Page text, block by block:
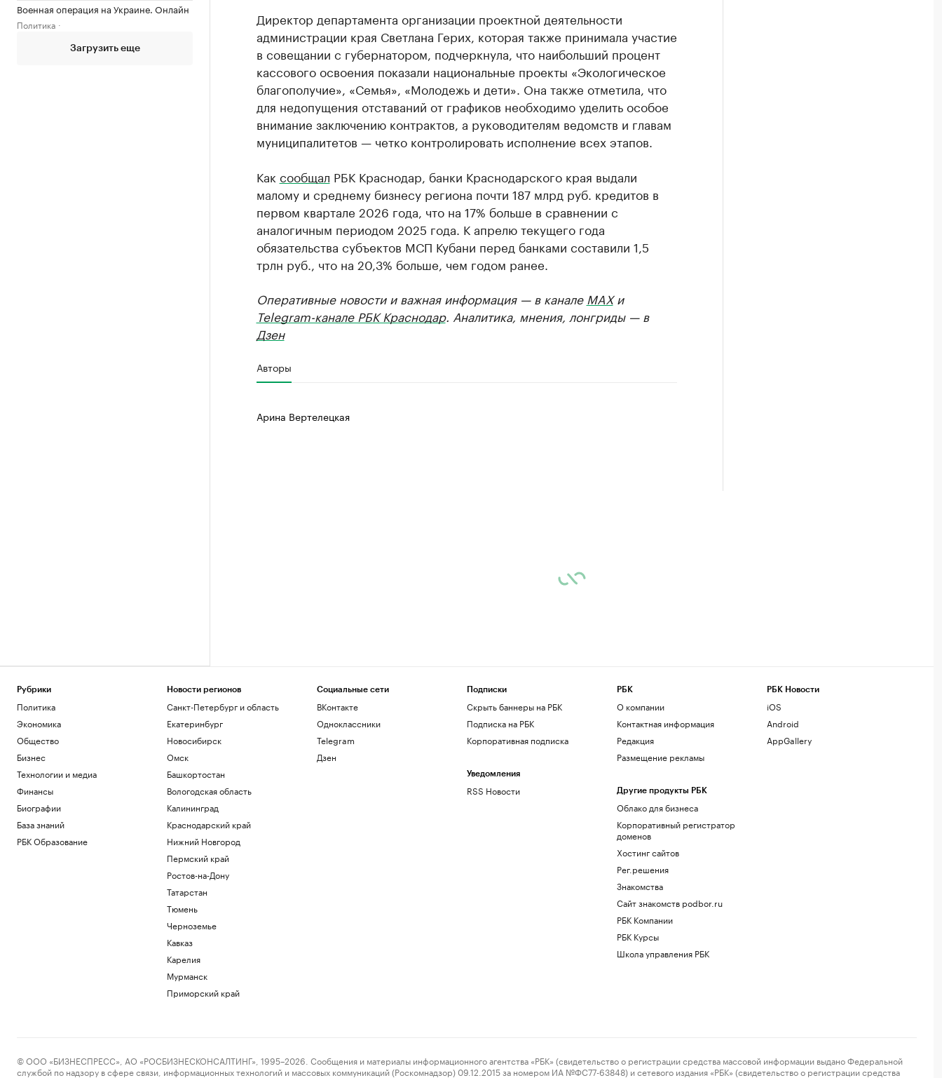
Военная операция на Украине. Онлайн
Политика
Загрузить еще
Директор департамента организации проектной деятельности
администрации края Светлана Герих, которая также принимала участие
в совещании с губернатором, подчеркнула, что наибольший процент
кассового освоения показали национальные проекты «Экологическое
благополучие», «Семья», «Молодежь и дети». Она также отметила, что
для недопущения отставаний от графиков необходимо уделить особое
внимание заключению контрактов, а руководителям ведомств и главам
муниципалитетов — четко контролировать исполнение всех этапов.
Как сообщал РБК Краснодар, банки Краснодарского края выдали
малому и среднему бизнесу региона почти 187 млрд руб. кредитов в
первом квартале 2026 года, что на 17% больше в сравнении с
аналогичным периодом 2025 года. К апрелю текущего года
обязательства субъектов МСП Кубани перед банками составили 1,5
трлн руб., что на 20,3% больше, чем годом ранее.
Оперативные новости и важная информация — в канале MAXи
Telegram-канале РБК Краснодар. Аналитика, мнения, лонгриды — в
Дзен
Авторы
Арина Вертелецкая
Рубрики
Политика
Экономика
Общество
Бизнес
Технологии и медиа
Финансы
Биографии
База знаний
РБК Образование
Новости регионов
Санкт-Петербург и область
Екатеринбург
Новосибирск
Омск
Башкортостан
Вологодская область
Калининград
Краснодарский край
Нижний Новгород
Пермский край
Ростов-на-Дону
Татарстан
Тюмень
Черноземье
Кавказ
Карелия
Мурманск
Приморский край
Социальные сети
ВКонтакте
Одноклассники
Telegram
Дзен
Подписки
Скрыть баннеры на РБК
Подписка на РБК
Корпоративная подписка
Уведомления
RSS Новости
РБК
О компании
Контактная информация
Редакция
Размещение рекламы
Другие продукты РБК
Облако для бизнеса
Корпоративный регистратор
доменов
Хостинг сайтов
Рег.решения
Знакомства
Сайт знакомств podbor.ru
РБК Компании
РБК Курсы
Школа управления РБК
РБК Новости
iOS
Android
AppGallery
© ООО «БИЗНЕСПРЕСС», АО «РОСБИЗНЕСКОНСАЛТИНГ», 1995–2026. Сообщения и материалы информационного агентства «РБК» (свидетельство о регистрации средства массовой информации выдано Федеральной
службой по надзору в сфере связи, информационных технологий и массовых коммуникаций (Роскомнадзор) 09.12.2015 за номером ИА №ФС77-63848) и сетевого издания «РБК» (свидетельство о регистрации средства